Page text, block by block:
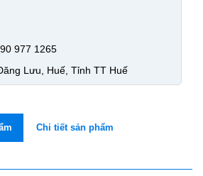
977 1265
Lưu, Huế, Tỉnh TT Huế
Chi tiết sản phẩm